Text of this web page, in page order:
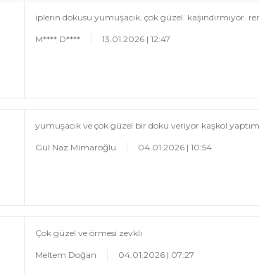
iplerin dokusu yumuşacık, çok güzel.
M**** D**** 13.01.2026 | 12:47
yumuşacık ve çok güzel bir doku veriyor kaşkol yaptım
Gül Naz Mimaroğlu 04.01.2026 | 10:54
Çok güzel ve örmesi zevkli
Meltem Doğan 04.01.2026 | 07:27